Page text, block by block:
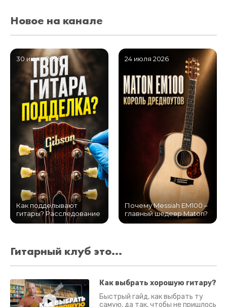
Новое на канале
30 июля 2026
Как подделывают
гитары? Расследование
24 июля 2026
Почему Messiah EM100 –
главный шедевр Maton?
Гитарный клуб это...
Как выбрать хорошую гитару?
Быстрый гайд, как выбрать ту
самую, да так, чтобы не пришлось